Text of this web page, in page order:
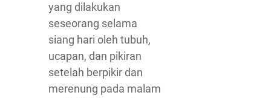
yang dilakukan
seseorang selama
siang hari oleh tubuh,
ucapan, dan pikiran
setelah berpikir dan
merenung pada malam